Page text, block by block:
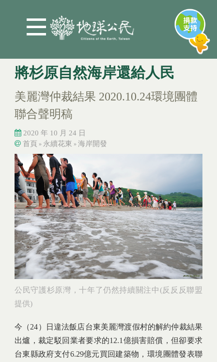
將杉原自然海岸還給人民
美麗灣仲裁結果 2020.10.24環境團體
聯合聲明稿
2020 年 10 月 24 日
您在這裡
首頁 » 永續花東 » 海岸開發
您在這裡
公民守護杉原灣，十年了仍然持續關注中(反反反聯盟
提供)
今（24）日違法飯店台東美麗灣渡假村的解約仲裁結果
出爐，裁定駁回業者要求的12.1億損害賠償，但卻要求
台東縣政府支付6.29億元買回建築物，環境團體發表聯